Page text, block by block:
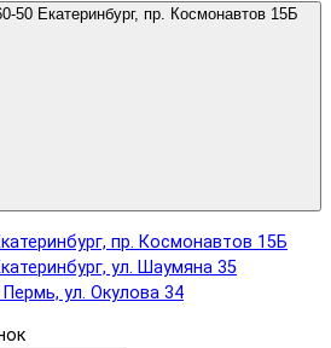
пр. Космонавтов 15Б
ул. Шаумяна 35
ул. Окулова 34